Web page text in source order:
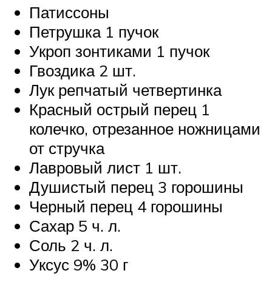
Патиссоны
Петрушка 1 пучок
Укроп зонтиками 1 пучок
Гвоздика 2 шт.
Лук репчатый четвертинка
Красный острый перец 1
колечко, отрезанное ножницами
от стручка
Лавровый лист 1 шт.
Душистый перец 3 горошины
Черный перец 4 горошины
Сахар 5 ч. л.
Соль 2 ч. л.
Уксус 9% 30 г